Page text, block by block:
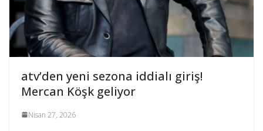
atv’den yeni sezona iddialı giriş!
Mercan Köşk geliyor
Nisan 27, 2026